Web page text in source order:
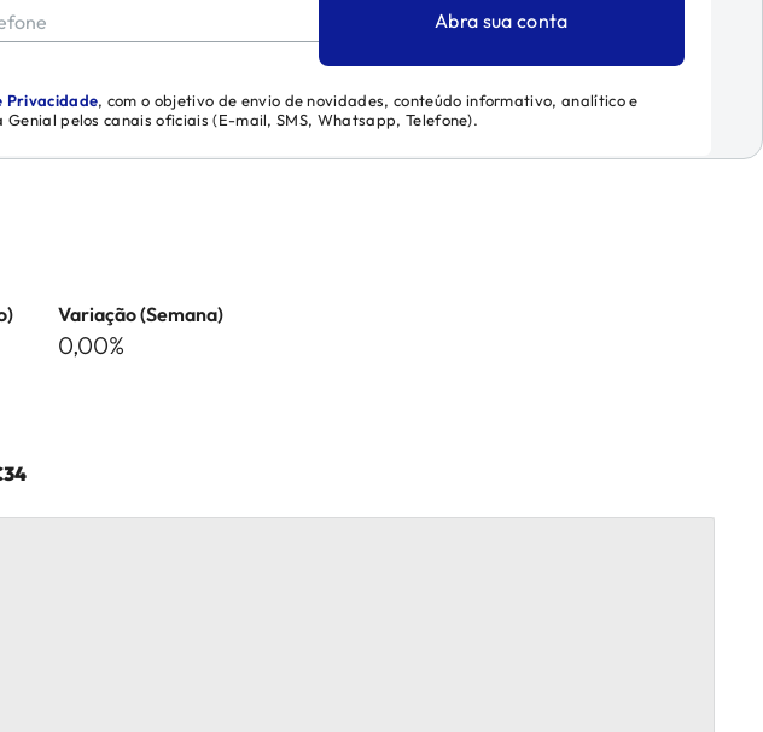
Abra sua conta
Privacidade, com o objetivo de envio de novidades, conteúdo informativo, analítico e
pelos canais oficiais (E-mail, SMS, Whatsapp, Telefone).
Variação (Semana)
0,00%